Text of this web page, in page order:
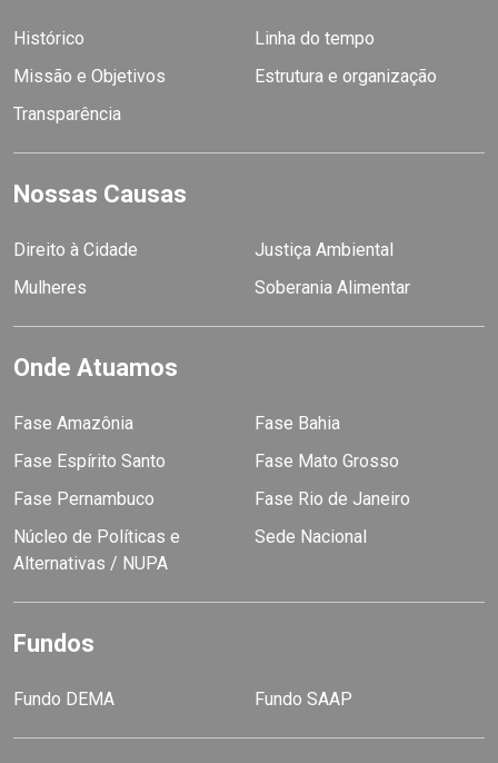
Histórico
Linha do tempo
Missão e Objetivos
Estrutura e organização
Transparência
Nossas Causas
Direito à Cidade
Justiça Ambiental
Mulheres
Soberania Alimentar
Onde Atuamos
Fase Amazônia
Fase Bahia
Fase Espírito Santo
Fase Mato Grosso
Fase Pernambuco
Fase Rio de Janeiro
Núcleo de Políticas e
Alternativas / NUPA
Sede Nacional
Fundos
Fundo DEMA Fundo SAAP